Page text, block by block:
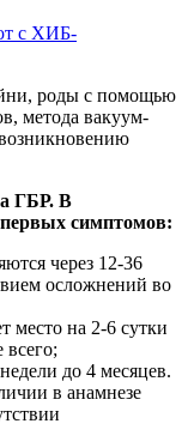
с ХИБ-
роды с помощью
метода вакуум-
ГБР. В
первых симптомов:
через 12-36
осложнений во
место на 2-6 сутки
всего;
до 4 месяцев.
в анамнезе